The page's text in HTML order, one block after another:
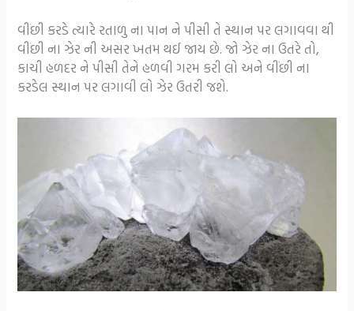
વીંછી કરડે ત્યારે રતાળુ ના પાન ને પીસી તે સ્થાન પર લગાવવા થી
વીંછી ના ઝેર ની અસર ખતમ થઈ જાય છે. જો ઝેર ના ઉતરે તો,
કાચી હળદર ને પીસી તેને હળવી ગરમ કરી લો અને વીંછી ના
કરડેલ સ્થાન પર લગાવી લો ઝેર ઉતરી જશે.